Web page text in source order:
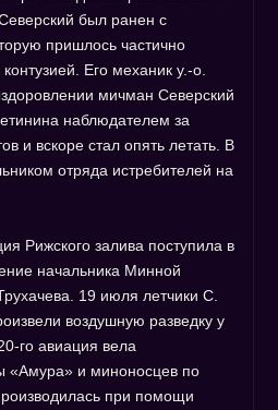
был ранен с
пришлось частично
Его механик у.-о.
мичман Северский
наблюдателем за
и вскоре стал опять летать. В
отряда истребителей на
Рижского залива поступила в
начальника Минной
19 июля летчики С.
воздушную разведку у
го авиация вела
«Амура» и миноносцев по
при помощи